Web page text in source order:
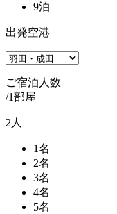
9泊
出発空港
ご宿泊人数
/1部屋
2 人
1名
2名
3名
4名
5名